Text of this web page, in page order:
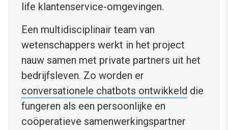
life klantenservice-omgevingen.
Een multidisciplinair team van
wetenschappers werkt in het project
nauw samen met private partners uit het
bedrijfsleven. Zo worden er
conversationele chatbots ontwikkeld die
fungeren als een persoonlijke en
coöperatieve samenwerkingspartner